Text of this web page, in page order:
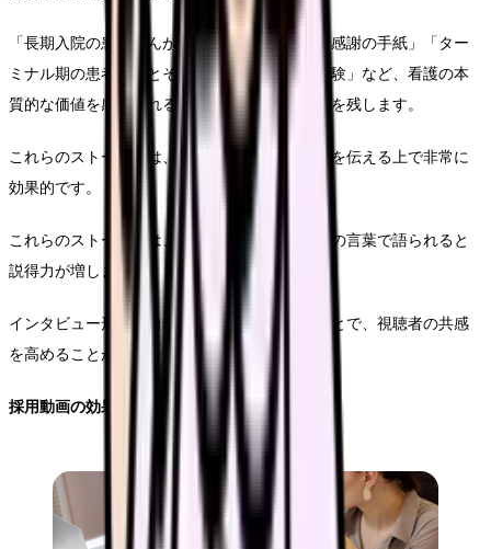
「長期入院の患者さんが退院時に書いてくれた感謝の手紙」「ター
ミナル期の患者さんとその家族に寄り添った経験」など、看護の本
質的な価値を感じられるエピソードは強い印象を残します。
これらのストーリーは、看護の喜びややりがいを伝える上で非常に
効果的です。
これらのストーリーは、できるだけ当事者本人の言葉で語られると
説得力が増します。
インタビュー形式で自然な表情や言葉で語ることで、視聴者の共感
を高めることができます。
採用動画の効果的な構成方法